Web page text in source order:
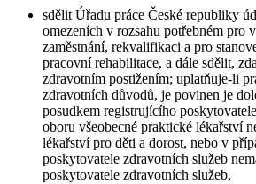
sdělit Úřadu práce České republiky
omezeních v rozsahu potřebném pro
zaměstnání, rekvalifikaci a pro
pracovní rehabilitace, a dále sdělit,
zdravotním postižením; uplatňuje-li
zdravotních důvodů, je povinen je
posudkem registrujícího
oboru všeobecné praktické lékařství
lékařství pro děti a dorost, nebo v
poskytovatele zdravotních služeb
poskytovatele zdravotních služeb,